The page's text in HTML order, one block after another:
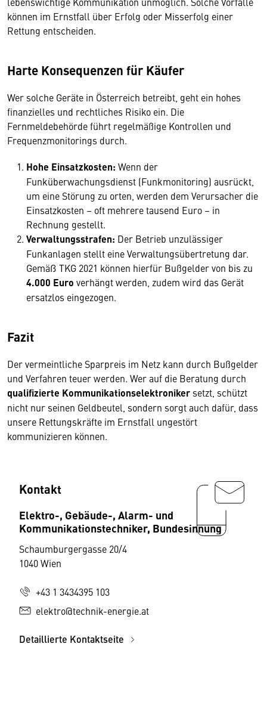
können im Ernstfall über Erfolg oder Misserfolg einer
Rettung entscheiden.
Harte Konsequenzen für Käufer
Wer solche Geräte in Österreich betreibt, geht ein hohes
finanzielles und rechtliches Risiko ein. Die
Fernmeldebehörde führt regelmäßige Kontrollen und
Frequenzmonitorings durch.
Hohe Einsatzkosten: Wenn der
Funküberwachungsdienst (Funkmonitoring) ausrückt,
um eine Störung zu orten, werden dem Verursacher die
Einsatzkosten – oft mehrere tausend Euro – in
Rechnung gestellt.
Verwaltungsstrafen: Der Betrieb unzulässiger
Funkanlagen stellt eine Verwaltungsübertretung dar.
Gemäß TKG 2021 können hierfür Bußgelder von bis zu
4.000 Euro verhängt werden, zudem wird das Gerät
ersatzlos eingezogen.
Fazit
Der vermeintliche Sparpreis im Netz kann durch Bußgelder
und Verfahren teuer werden. Wer auf die Beratung durch
qualifizierte Kommunikationselektroniker setzt, schützt
nicht nur seinen Geldbeutel, sondern sorgt auch dafür, dass
unsere Rettungskräfte im Ernstfall ungestört
kommunizieren können.
Kontakt
Elektro-, Gebäude-, Alarm- und
Kommunikationstechniker, Bundesinnung
Schaumburgergasse 20/4
1040 Wien
+43 1 3434395 103
elektro@technik-energie.at
Detaillierte Kontaktseite